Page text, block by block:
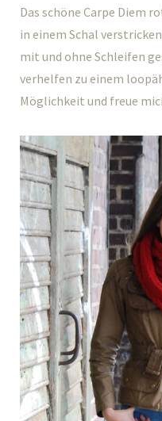
Das schöne Carpe Diem
in einem Schal
mit und ohne Schleifen
verhelfen zu einem
Möglichkeit und freue